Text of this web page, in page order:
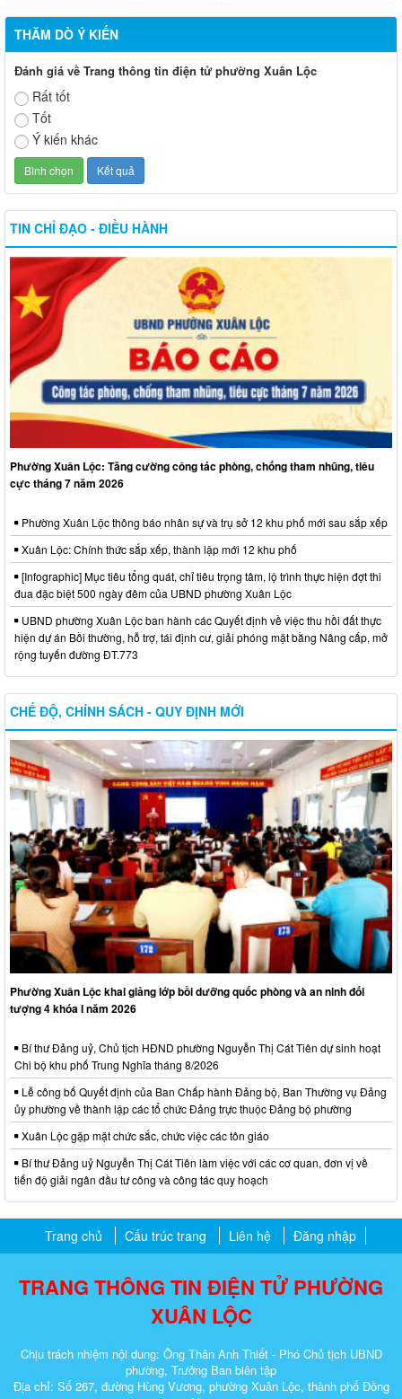
THĂM DÒ Ý KIẾN
Đánh giá về Trang thông tin điện tử phường Xuân Lộc
Rất tốt
Tốt
Ý kiến khác
TIN CHỈ ĐẠO - ĐIỀU HÀNH
Phường Xuân Lộc: Tăng cường công tác phòng, chống tham nhũng, tiêu
cực tháng 7 năm 2026
Phường Xuân Lộc thông báo nhân sự và trụ sở 12 khu phố mới sau sắp xếp
Xuân Lộc: Chính thức sắp xếp, thành lập mới 12 khu phố
[Infographic] Mục tiêu tổng quát, chỉ tiêu trọng tâm, lộ trình thực hiện đợt thi
đua đặc biệt 500 ngày đêm của UBND phường Xuân Lộc
UBND phường Xuân Lộc ban hành các Quyết định về việc thu hồi đất thực
hiện dự án Bồi thường, hỗ trợ, tái định cư, giải phóng mặt bằng Nâng cấp, mở
rộng tuyến đường ĐT.773
CHẾ ĐỘ, CHÍNH SÁCH - QUY ĐỊNH MỚI
Phường Xuân Lộc khai giảng lớp bồi dưỡng quốc phòng và an ninh đối
tượng 4 khóa I năm 2026
Bí thư Đảng uỷ, Chủ tịch HĐND phường Nguyễn Thị Cát Tiên dự sinh hoạt
Chi bộ khu phố Trung Nghĩa tháng 8/2026
Lễ công bố Quyết định của Ban Chấp hành Đảng bộ, Ban Thường vụ Đảng
ủy phường về thành lập các tổ chức Đảng trực thuộc Đảng bộ phường
Xuân Lộc gặp mặt chức sắc, chức việc các tôn giáo
Bí thư Đảng uỷ Nguyễn Thị Cát Tiên làm việc với các cơ quan, đơn vị về
tiến độ giải ngân đầu tư công và công tác quy hoạch
Trang chủ Cấu trúc trang Liên hệ Đăng nhập
TRANG THÔNG TIN ĐIỆN TỬ PHƯỜNG
XUÂN LỘC
Chịu trách nhiệm nội dung: Ông Thân Anh Thiết - Phó Chủ tịch UBND
phường, Trưởng Ban biên tập
Địa chỉ: Số 267, đường Hùng Vương, phường Xuân Lộc, thành phố Đồng